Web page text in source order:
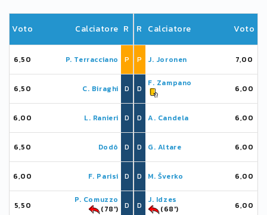
Voto Calciatore R
6,50 P. Terracciano P
6,50 C. Biraghi D
6,00 L. Ranieri D
6,50 Dodô D
6,00 F. Parisi D
5,50
P. Comuzzo
(78')
D
R Calciatore Voto
P J. Joronen 7,00
D
F. Zampano
6,00
D A. Candela 6,00
D G. Altare 6,00
D M. Šverko 6,00
D
J. Idzes
(68')
6,00